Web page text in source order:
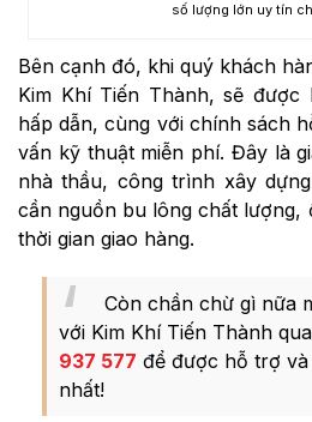
số lượng lớn uy tín
Bên cạnh đó, khi quý khách
Kim Khí Tiến Thành, sẽ được
hấp dẫn, cùng với chính sách
vấn kỹ thuật miễn phí. Đây là
nhà thầu, công trình xây
cần nguồn bu lông chất lượng,
thời gian giao hàng.
Còn chần chừ gì nữa
với Kim Khí Tiến Thành
937 577 để được hỗ trợ
nhất!